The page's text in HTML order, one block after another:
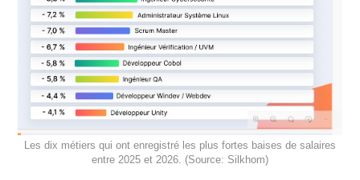
Les dix métiers qui ont enregistré les plus fortes baises de salaires
entre 2025 et 2026. (Source: Silkhom)